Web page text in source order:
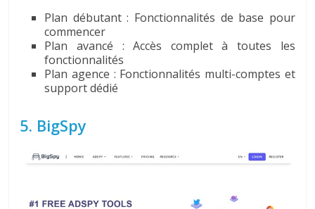
Plan débutant : Fonctionnalités de base pour
commencer
Plan avancé : Accès complet à toutes les
fonctionnalités
Plan agence : Fonctionnalités multi-comptes et
support dédié
5. BigSpy